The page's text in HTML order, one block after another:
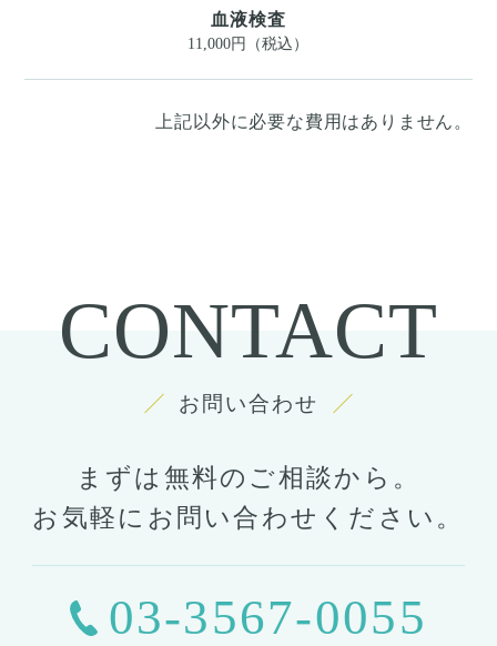
血液検査
11,000円（税込）
上記以外に必要な費用はありません。
CONTACT
お問い合わせ
まずは無料のご相談から。
お気軽にお問い合わせください。
03-3567-0055